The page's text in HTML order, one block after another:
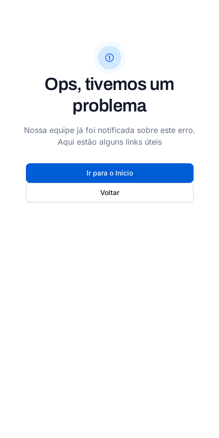
Ops, tivemos um
problema
Nossa equipe já foi notificada sobre este erro.
Aqui estão alguns links úteis
Ir para o Início
Voltar